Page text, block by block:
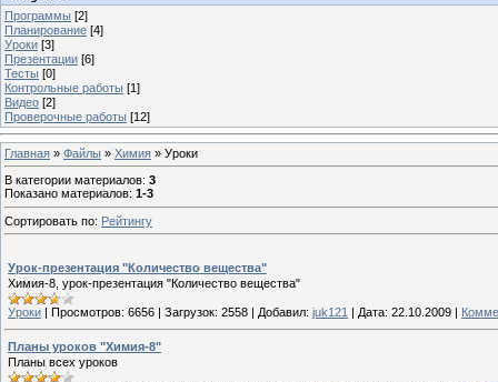
Программы [2]
Планирование [4]
Уроки [3]
Презентации [6]
Тесты [0]
Контрольные работы [1]
Видео [2]
Проверочные работы [12]
Главная » Файлы » Химия » Уроки
В категории материалов: 3
Показано материалов: 1-3
Сортировать по: Рейтингу
Урок-презентация "Количество вещества"
Химия-8, урок-презентация "Количество вещества"
Уроки Просмотров: 6656 Загрузок: 2558 Добавил: juk121 Дата: 22.10.2009
Планы уроков "Химия-8"
Планы всех уроков